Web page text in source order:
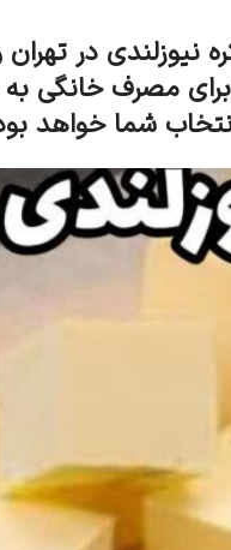
در تهران
مصرف خانگی به
شما خواهد